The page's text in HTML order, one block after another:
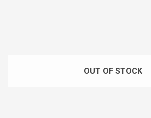
OUT OF STOCK